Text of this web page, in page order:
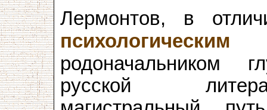
Лермонтов, в
психологическим
родоначальником
русской